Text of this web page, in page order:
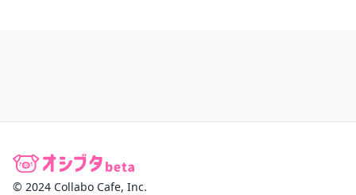
© 2024 Collabo Cafe, Inc.